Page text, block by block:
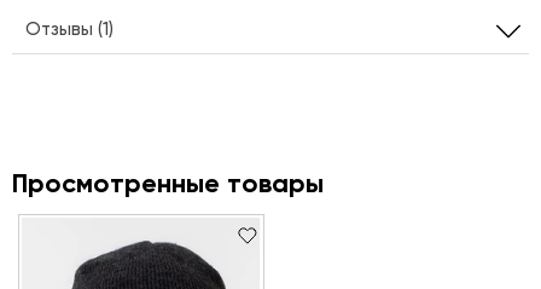
Отзывы (1)
Просмотренные товары